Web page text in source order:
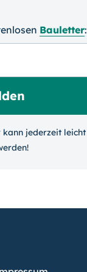
Bauletter:
jeder­zeit leicht